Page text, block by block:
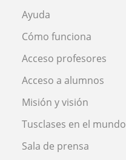
Ayuda
Cómo funciona
Acceso profesores
Acceso a alumnos
Misión y visión
Tusclases en el mundo
Sala de prensa